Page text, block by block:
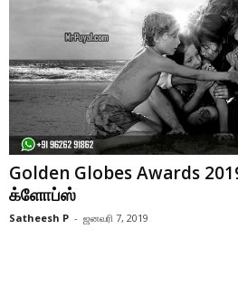
Golden Globes Awards
க்ளோப்ஸ்
Satheesh P - ஜனவரி 7, 2019